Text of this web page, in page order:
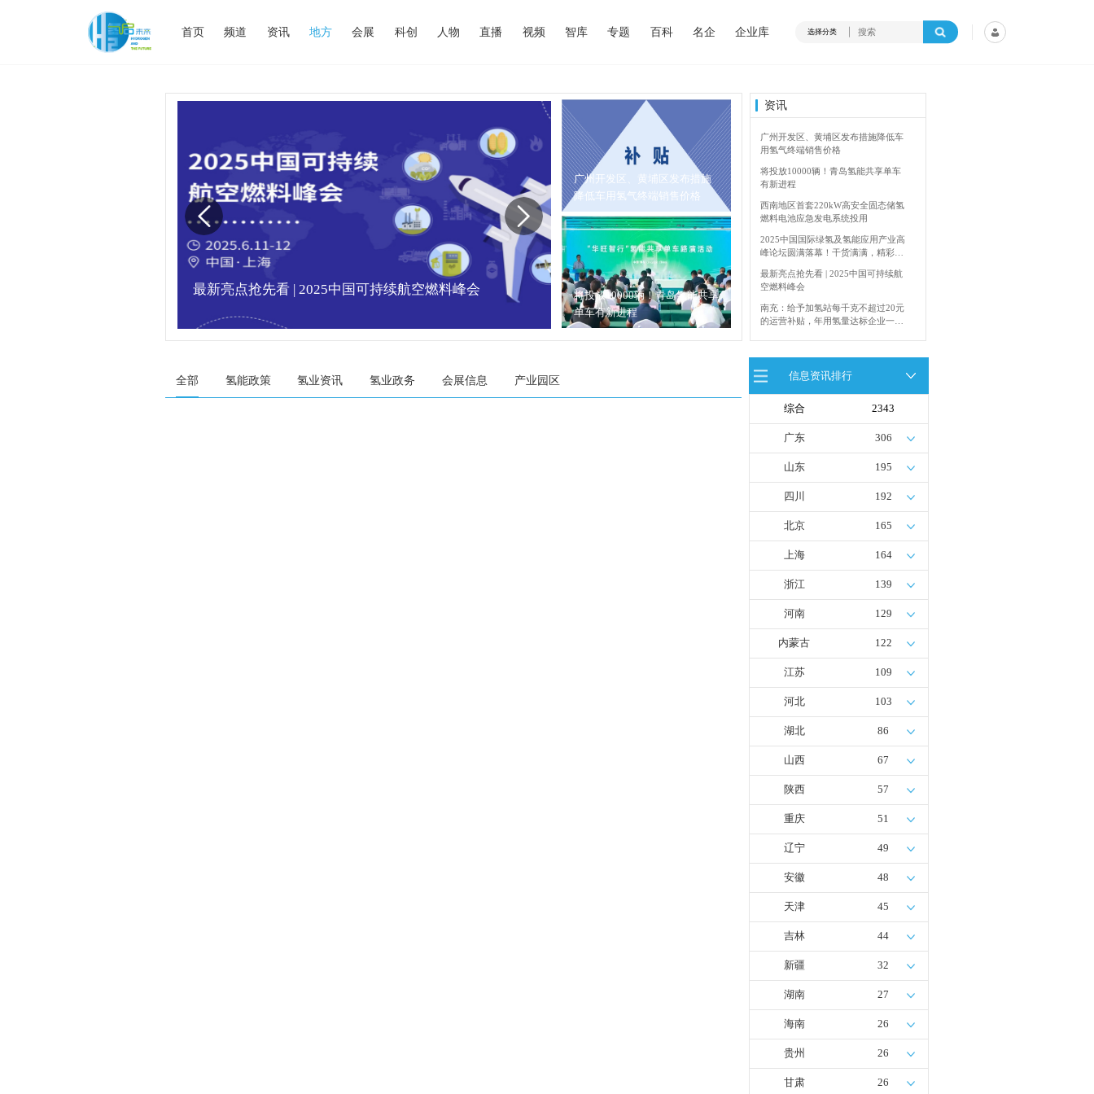
首页 频道 资讯 地方 会展 科创 人物 直播 视频 智库 专题 百科 名企 企业库 选择分类
最新亮点抢先看 | 2025中国可持续航空燃料峰会 内蒙古能源局：2024年加快建设输氢管道网络
广州开发区、黄埔区发布措施
降低车用氢气终端销售价格
将投放10000辆！青岛氢能共享
单车有新进程
资讯
广州开发区、黄埔区发布措施降低车
用氢气终端销售价格
将投放10000辆！青岛氢能共享单车
有新进程
西南地区首套220kW高安全固态储氢
燃料电池应急发电系统投用
2025中国国际绿氢及氢能应用产业高
峰论坛圆满落幕！干货满满，精彩瞬
最新亮点抢先看 | 2025中国可持续航
空燃料峰会
南充：给予加氢站每千克不超过20元
的运营补贴，年用氢量达标企业一次
青岛氢能新跨越：海德利森携手打造
全球首台套！240吨氢能矿用刚性自
发成果验收工作会议在呼伦贝尔举行
新疆俊瑞温宿规模化制绿氢项目开工
仪式在温宿县成功举办
荷兰氢能产业联盟到访天德工业装
能产业发展举办交流会
全部 氢能政策 氢业资讯 氢业政务 会展信息 产业园区 信息资讯排行
综合 2343
广东 306
山东 195
四川 192
北京 165
上海 164
浙江 139
河南 129
内蒙古 122
江苏 109
河北 103
湖北 86
山西 67
陕西 57
重庆 51
辽宁 49
安徽 48
天津 45
吉林 44
新疆 32
湖南 27
海南 26
贵州 26
甘肃 26